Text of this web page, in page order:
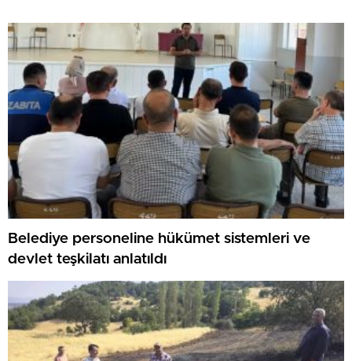
Belediye personeline hükümet sistemleri ve
devlet teşkilatı anlatıldı